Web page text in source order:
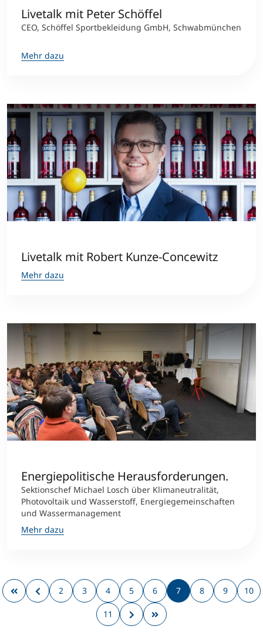
Livetalk mit Peter Schöffel
CEO, Schöffel Sportbekleidung GmbH, Schwabmünchen
Mehr dazu
Livetalk mit Robert Kunze-Concewitz
Mehr dazu
Energiepolitische Herausforderungen.
Sektionschef Michael Losch über Klimaneutralität,
Photovoltaik und Wasserstoff, Energiegemeinschaften
und Wassermanagement
Mehr dazu
2 3 4 5 6 7 8 9 10
11